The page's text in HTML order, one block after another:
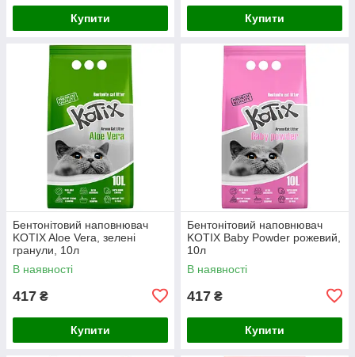
Купити Купити
Бентонітовий наповнювач
KOTIX Aloe Vera, зелені
гранули, 10л
В наявності
417 ₴
Купити
Бентонітовий наповнювач
KOTIX Baby Powder рожевий,
10л
В наявності
417 ₴
Купити